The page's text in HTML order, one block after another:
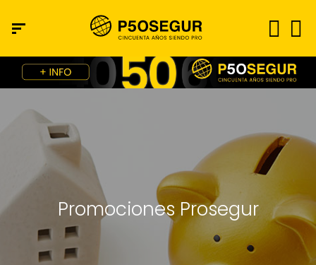
Promociones Prosegur